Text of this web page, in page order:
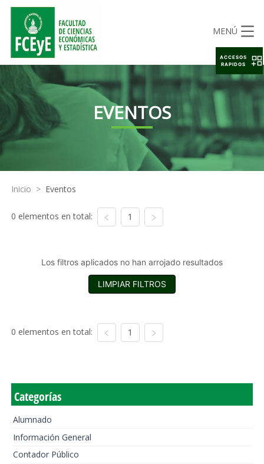
MENÚ
EVENTOS
Inicio > Eventos
0 elementos en total: 1
Los filtros aplicados no han arrojado resultados
LIMPIAR FILTROS
0 elementos en total: 1
Categorías
Alumnado
Información General
Contador Público
ACCESOS
RAPIDOS